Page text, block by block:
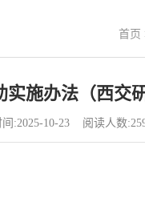
首页
施办法（西交研
:2025-10-23 阅读人数: